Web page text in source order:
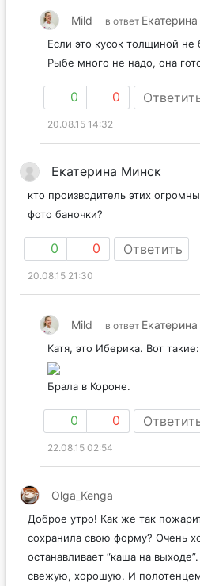
Mild в ответ Екатерина
Если это кусок толщиной не
Рыбе много не надо, она
0 0
20.08.15 14:32
Екатерина Минск
кто производитель этих
фото баночки?
0 0 Ответить
20.08.15 21:30
Mild в ответ
Катя, это Иберика. Вот такие:
Брала в Короне.
0 0
22.08.15 02:54
Olga_Kenga
Доброе утро! Как же так
сохранила свою форму? Очень
останавливает “каша на
свежую, хорошую. И